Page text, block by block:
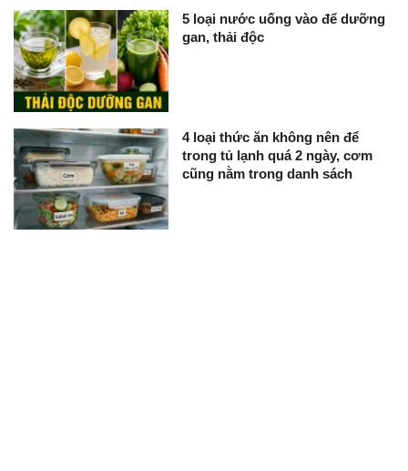
5 loại nước uống vào để dưỡng
gan, thải độc
4 loại thức ăn không nên để
trong tủ lạnh quá 2 ngày, cơm
cũng nằm trong danh sách